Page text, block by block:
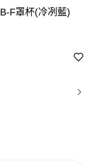
【瑪登瑪朵】La Pretti內衣 B-F罩杯(冷冽藍)